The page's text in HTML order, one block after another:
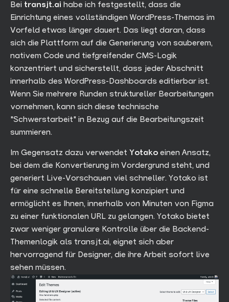
Bei transjt.ai habe ich festgestellt, dass die
Einrichtung eines vollständigen WordPress-Themas im
Vorfeld etwas länger dauert. Das liegt daran, dass
sich die Plattform auf die Generierung von sauberem,
nativem Code und tiefgreifender CMS-Logik
konzentriert und sicherstellt, dass jeder Abschnitt
innerhalb des WordPress-Dashboards editierbar ist.
Wenn Sie mehrere Runden struktureller Bearbeitungen
vornehmen, kann sich diese technische
"Schwerstarbeit" in Bezug auf die Bearbeitungszeit
summieren.
Im Gegensatz dazu verwendet Yotako einen Ansatz,
bei dem die Konvertierung im Vordergrund steht, und
generiert Live-Vorschauen viel schneller. Yotako ist
für eine schnelle Bereitstellung konzipiert und
ermöglicht es Ihnen, innerhalb von Minuten von Figma
zu einer funktionalen URL zu gelangen. Yotako bietet
zwar weniger granulare Kontrolle über die Backend-
Themenlogik als transjt.ai, eignet sich aber
hervorragend für Designer, die ihre Arbeit sofort live
sehen müssen.